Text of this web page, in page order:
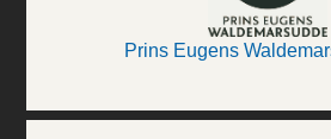
Prins Eugens